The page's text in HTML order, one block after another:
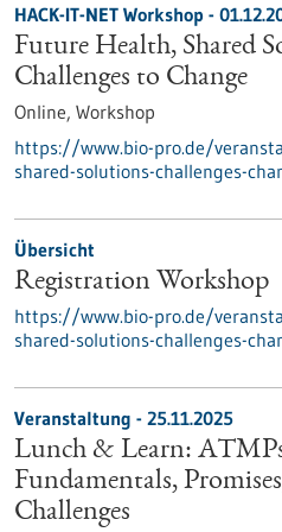
HACK-IT-NET Workshop -
Future Health, Shared
Challenges to Change
Online, Workshop
https://www.bio-pro.de/
shared-solutions-challenges-
Übersicht
Registration Workshop
https://www.bio-pro.de/
shared-solutions-challenges-
Veranstaltung - 25.11.2025
Lunch & Learn:
Fundamentals,
Challenges